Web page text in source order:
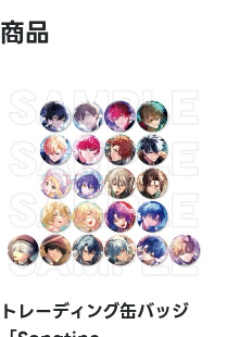
商品
トレーディング缶バッジ